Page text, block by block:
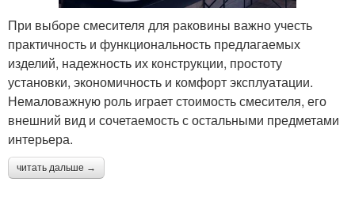
При выборе смесителя для раковины важно учесть
практичность и функциональность предлагаемых
изделий, надежность их конструкции, простоту
установки, экономичность и комфорт эксплуатации.
Немаловажную роль играет стоимость смесителя, его
внешний вид и сочетаемость с остальными предметами
интерьера.
читать дальше →